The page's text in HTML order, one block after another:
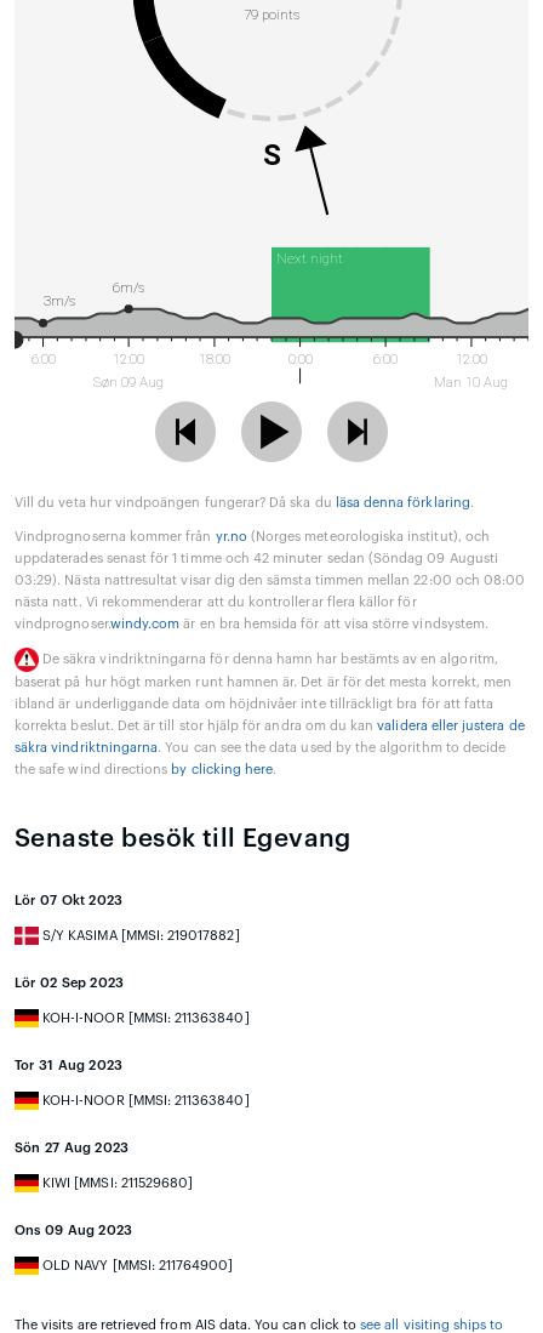
79 points
S
Next night
6:00
12:00
Søn 09 Aug
18:00 0:00 6:00
12:00
Man 10 Aug
6m/s
3m/s
Vill du veta hur vindpoängen fungerar? Då ska du läsa denna förklaring.
Vindprognoserna kommer från yr.no (Norges meteorologiska institut), och
uppdaterades senast för 1 timme och 42 minuter sedan (Söndag 09 Augusti
03:29). Nästa nattresultat visar dig den sämsta timmen mellan 22:00 och 08:00
nästa natt. Vi rekommenderar att du kontrollerar flera källor för
vindprognoser.windy.com är en bra hemsida för att visa större vindsystem.
De säkra vindriktningarna för denna hamn har bestämts av en algoritm,
baserat på hur högt marken runt hamnen är. Det är för det mesta korrekt, men
ibland är underliggande data om höjdnivåer inte tillräckligt bra för att fatta
korrekta beslut. Det är till stor hjälp för andra om du kanvalidera eller justera de
säkra vindriktningarna. You can see the data used by the algorithm to decide
the safe wind directions by clicking here.
Senaste besök till Egevang
Lör 07 Okt 2023
S/Y KASIMA [MMSI: 219017882]
Lör 02 Sep 2023
KOH-I-NOOR [MMSI: 211363840]
Tor 31 Aug 2023
KOH-I-NOOR [MMSI: 211363840]
Sön 27 Aug 2023
KIWI [MMSI: 211529680]
Ons 09 Aug 2023
OLD NAVY [MMSI: 211764900]
The visits are retrieved from AIS data. You can click tosee all visiting ships to